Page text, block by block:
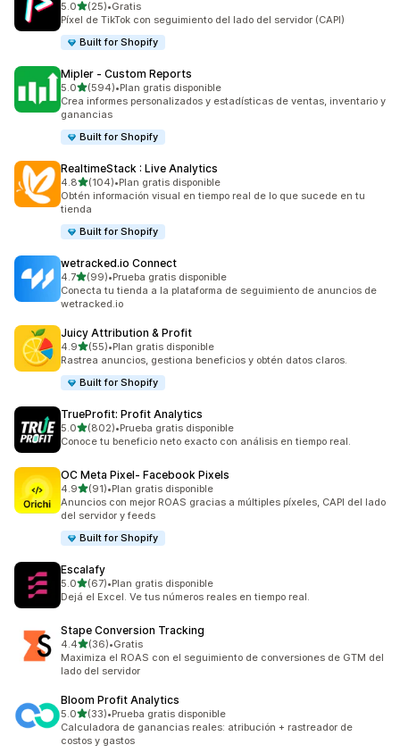
5.0de 5 estrellas
(25)
25 reseñas en total
•Gratis
Píxel de TikTok con seguimiento del lado del servidor (CAPI)
Built for Shopify
Mipler ‑ Custom Reports
5.0de 5 estrellas
(594)
594 reseñas en total
•Plan gratis disponible
Crea informes personalizados y estadísticas de ventas, inventario y
ganancias
Built for Shopify
RealtimeStack : Live Analytics
4.8de 5 estrellas
(104)
104 reseñas en total
•Plan gratis disponible
Obtén información visual en tiempo real de lo que sucede en tu
tienda
Built for Shopify
wetracked.io Connect
4.7de 5 estrellas
(99)
99 reseñas en total
•Prueba gratis disponible
Conecta tu tienda a la plataforma de seguimiento de anuncios de
wetracked.io
Juicy Attribution & Profit
4.9de 5 estrellas
(55)
55 reseñas en total
•Plan gratis disponible
Rastrea anuncios, gestiona beneficios y obtén datos claros.
Built for Shopify
TrueProfit: Profit Analytics
5.0de 5 estrellas
(802)
802 reseñas en total
•Prueba gratis disponible
Conoce tu beneficio neto exacto con análisis en tiempo real.
OC Meta Pixel‑ Facebook Pixels
4.9de 5 estrellas
(91)
91 reseñas en total
•Plan gratis disponible
Anuncios con mejor ROAS gracias a múltiples píxeles, CAPI del lado
del servidor y feeds
Built for Shopify
Escalafy
5.0de 5 estrellas
(67)
67 reseñas en total
•Plan gratis disponible
Dejá el Excel. Ve tus números reales en tiempo real.
Stape Conversion Tracking
4.4de 5 estrellas
(36)
36 reseñas en total
•Gratis
Maximiza el ROAS con el seguimiento de conversiones de GTM del
lado del servidor
Bloom Profit Analytics
5.0de 5 estrellas
(33)
33 reseñas en total
•Prueba gratis disponible
Calculadora de ganancias reales: atribución + rastreador de
costos y gastos